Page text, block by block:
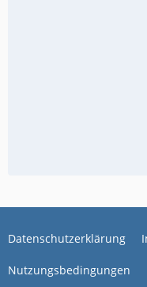
Datenschutzerklärung
Nutzungsbedingungen